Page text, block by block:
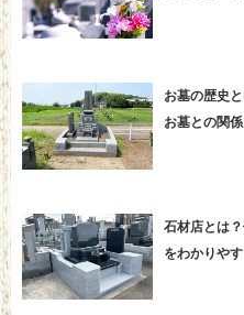
お墓の歴史
お墓との関
石材店とは
をわかりや